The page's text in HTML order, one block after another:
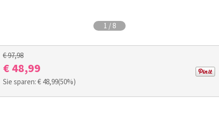
1 / 8
€ 97,98
€ 48,99
Sie sparen: € 48,99(50%)